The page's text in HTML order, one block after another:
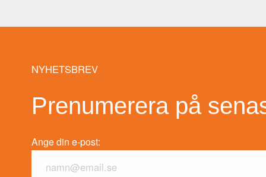
NYHETSBREV
Prenumerera på
Ange din e-post: